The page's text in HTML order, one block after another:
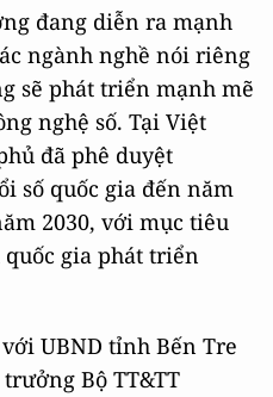
đang diễn ra mạnh
ngành nghề nói riêng
sẽ phát triển mạnh mẽ
nghệ số. Tại Việt
đã phê duyệt
số quốc gia đến năm
2030, với mục tiêu
gia phát triển
UBND tỉnh Bến Tre
Bộ TT&TT